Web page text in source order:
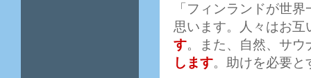
「フィンランドが世
思います。人々はお互
す。また、自然、サ
します。助けを必要と